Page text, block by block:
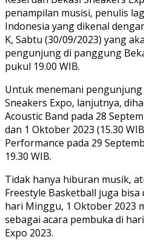
penampilan musisi, penulis
Indonesia yang dikenal
K, Sabtu (30/09/2023) yang
pengunjung di panggung
pukul 19.00 WIB.
Untuk menemani
Sneakers Expo, lanjutnya,
Acoustic Band pada 28
dan 1 Oktober 2023 (15.30
Performance pada 29
19.30 WIB.
Tidak hanya hiburan musik,
Freestyle Basketball juga
hari Minggu, 1 Oktober 2023
sebagai acara pembuka di
Expo 2023.